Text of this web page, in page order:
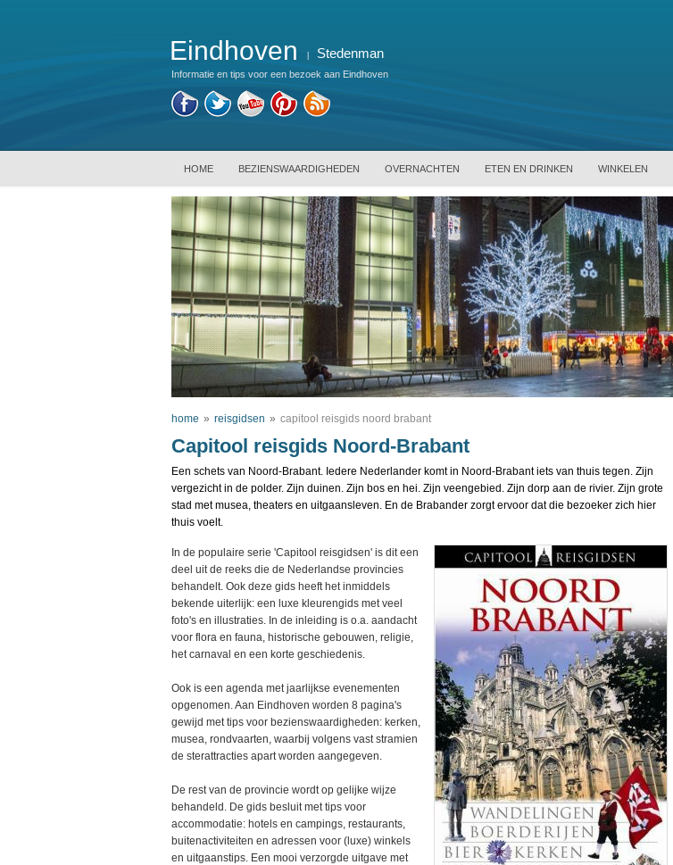
Eindhoven Stedenman
Informatie en tips voor een bezoek aan Eindhoven
HOME BEZIENSWAARDIGHEDEN OVERNACHTEN ETEN EN DRINKEN WINKELEN
home » reisgidsen » capitool reisgids noord brabant
Capitool reisgids Noord-Brabant
Een schets van Noord-Brabant. Iedere Nederlander komt in Noord-Brabant iets van thuis tegen. Zijn
vergezicht in de polder. Zijn duinen. Zijn bos en hei. Zijn veengebied. Zijn dorp aan de rivier. Zijn grote
stad met musea, theaters en uitgaansleven. En de Brabander zorgt ervoor dat die bezoeker zich hier
thuis voelt.
In de populaire serie 'Capitool reisgidsen' is dit een
deel uit de reeks die de Nederlandse provincies
behandelt. Ook deze gids heeft het inmiddels
bekende uiterlijk: een luxe kleurengids met veel
foto's en illustraties. In de inleiding is o.a. aandacht
voor flora en fauna, historische gebouwen, religie,
het carnaval en een korte geschiedenis.
Ook is een agenda met jaarlijkse evenementen
opgenomen. Aan Eindhoven worden 8 pagina's
gewijd met tips voor bezienswaardigheden: kerken,
musea, rondvaarten, waarbij volgens vast stramien
de sterattracties apart worden aangegeven.
De rest van de provincie wordt op gelijke wijze
behandeld. De gids besluit met tips voor
accommodatie: hotels en campings, restaurants,
buitenactiviteiten en adressen voor (luxe) winkels
en uitgaanstips. Een mooi verzorgde uitgave met